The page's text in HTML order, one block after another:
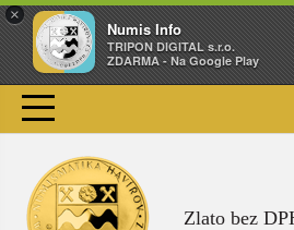
×
Numis Info
TRIPON DIGITAL s.r.o.
ZDARMA - Na Google Play
Zlato bez